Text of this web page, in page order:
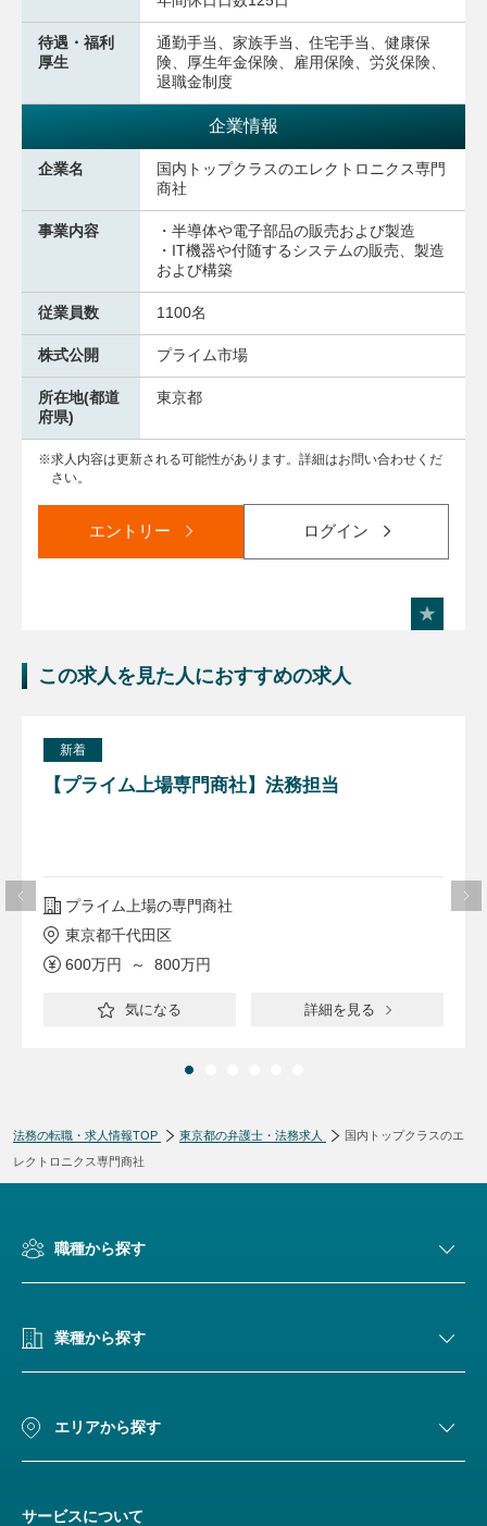
待遇・福利
厚生
通勤手当、家族手当、住宅手当、健康保
険、厚生年金保険、雇用保険、労災保険、
退職金制度
企業情報
企業名
国内トップクラスのエレクトロニクス専門
商社
事業内容
・半導体や電子部品の販売および製造
・IT機器や付随するシステムの販売、製造
および構築
従業員数 1100名
株式公開 プライム市場
所在地(都道
府県)
東京都
求人内容は更新される可能性があります。詳細はお問い合わせくだ
さい。
エントリー ログイン
この求人を見た人におすすめの求人
新着
【プライム上場専門商社】法務担当
プライム上場の専門商社
東京都千代田区
600万円 ～ 800万円
気になる 詳細を見る
法務の転職・求人情報TOP 東京都の弁護士・法務求人
国内トップクラスのエ
レクトロニクス専門商社
職種から探す
業種から探す
エリアから探す
サービスについて